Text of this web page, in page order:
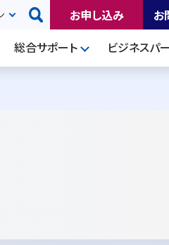
お申し込み
お
総合サポート ビジネスパ